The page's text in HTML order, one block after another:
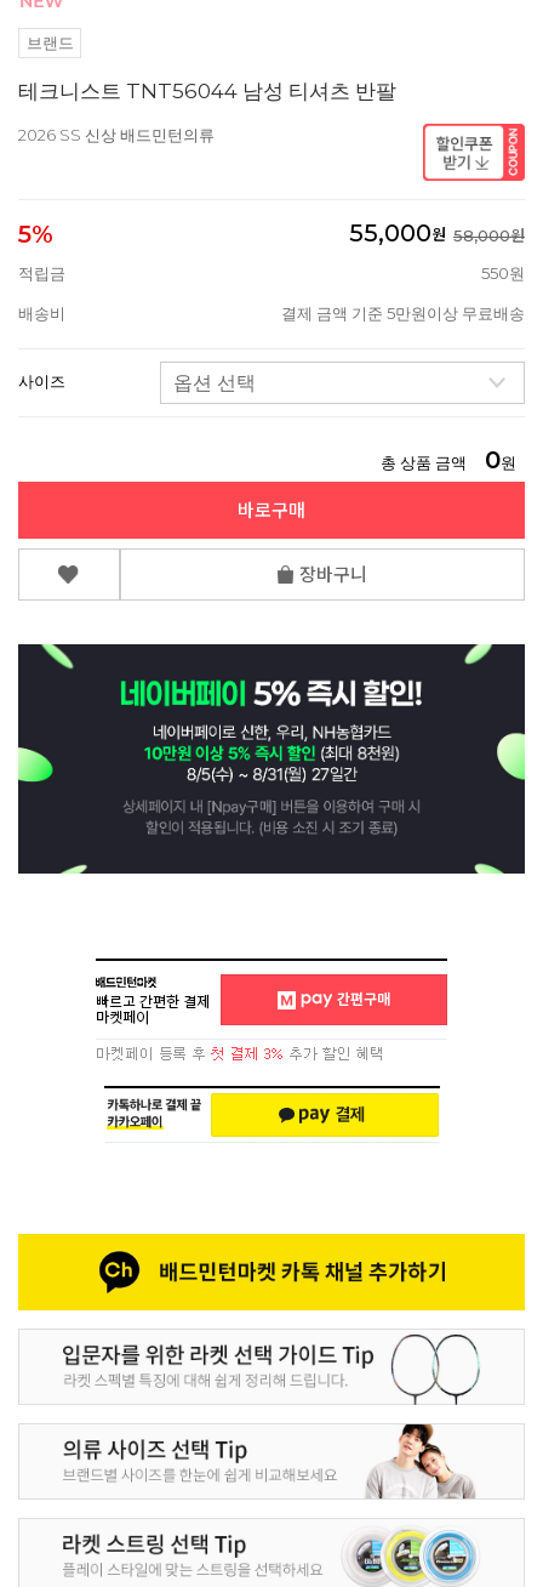
브랜드
테크니스트 TNT56044 남성 티셔츠 반팔
2026 SS 신상 배드민턴의류
5% 55,000원 58,000원
적립금
550원
배송비 결제 금액 기준 5만원이상 무료배송
사이즈
총 상품 금액 0원
바로구매
장바구니